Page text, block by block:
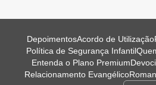
DepoimentosAcordo de Utilização
Política de Segurança Infantil
Entenda o Plano Premium
Relacionamento Evangélico